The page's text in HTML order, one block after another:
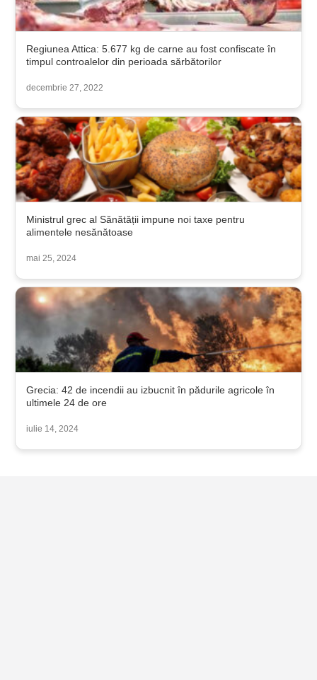
Regiunea Attica: 5.677 kg de carne au fost confiscate în
timpul controalelor din perioada sărbătorilor
decembrie 27, 2022
Ministrul grec al Sănătății impune noi taxe pentru
alimentele nesănătoase
mai 25, 2024
Grecia: 42 de incendii au izbucnit în pădurile agricole în
ultimele 24 de ore
iulie 14, 2024